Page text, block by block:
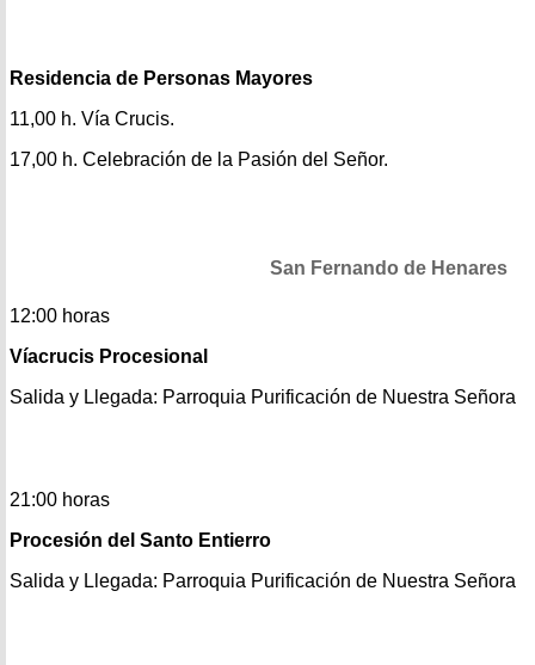
Residencia de Personas Mayores
11,00 h. Vía Crucis.
17,00 h. Celebración de la Pasión del Señor.
San Fernando de Henares
12:00 horas
Víacrucis Procesional
Salida y Llegada: Parroquia Purificación de Nuestra Señora
21:00 horas
Procesión del Santo Entierro
Salida y Llegada: Parroquia Purificación de Nuestra Señora